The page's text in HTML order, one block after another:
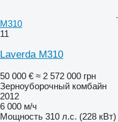
M310
11
Laverda M310
50 000 € ≈ 2 572 000 грн
Зерноуборочный комбайн
2012
6 000 м/ч
Мощность 310 л.с. (228 кВт)